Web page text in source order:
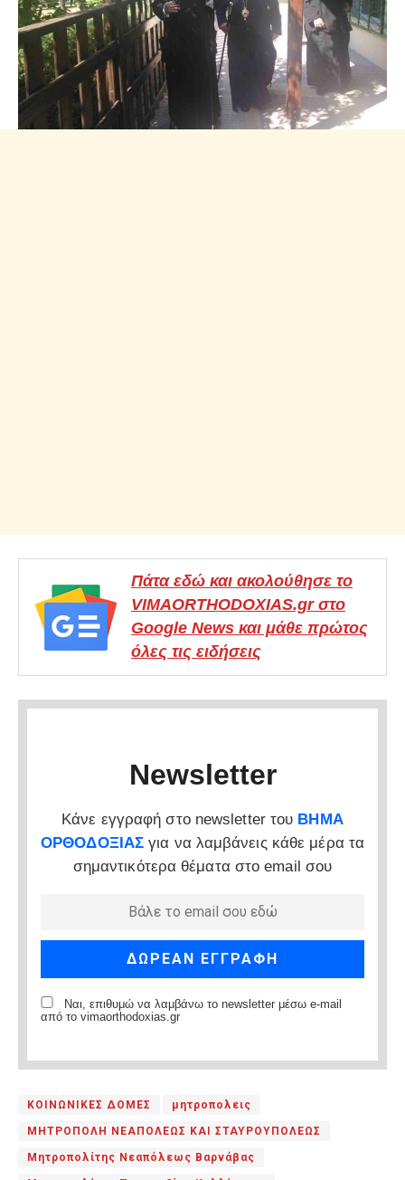
Πάτα εδώ και ακολούθησε το
VIMAORTHODOXIAS.gr στο
Google News και μάθε πρώτος
όλες τις ειδήσεις
Newsletter
Κάνε εγγραφή στο newsletter του ΒΗΜΑ
ΟΡΘΟΔΟΞΙΑΣ για να λαμβάνεις κάθε μέρα τα
σημαντικότερα θέματα στο email σου
Ναι, επιθυμώ να λαμβάνω το newsletter μέσω e-mail
από το vimaorthodoxias.gr
ΚΟΙΝΩΝΙΚΕΣ ΔΟΜΕΣ μητροπολεις
ΜΗΤΡΟΠΟΛΗ ΝΕΑΠΟΛΕΩΣ ΚΑΙ ΣΤΑΥΡΟΥΠΟΛΕΩΣ
Μητροπολίτης Νεαπόλεως Βαρνάβας